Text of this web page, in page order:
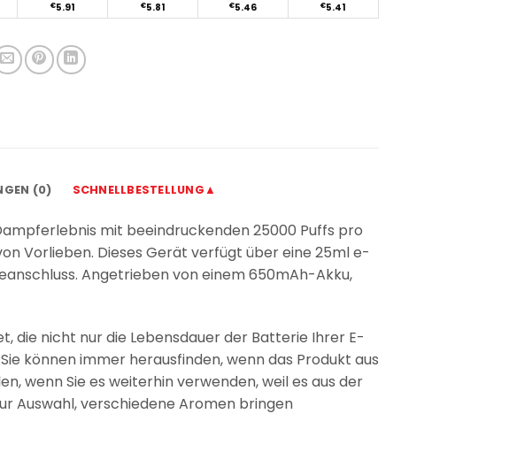
€5.91 €5.81 €5.46 €5.41
(0) SCHNELLBESTELLUNG▲
mit beeindruckenden 25000 Puffs pro
Vorlieben. Dieses Gerät verfügt über eine 25ml e-
Angetrieben von einem 650mAh-Akku,
die nicht nur die Lebensdauer der Batterie Ihrer E-
können immer herausfinden, wenn das Produkt aus
wenn Sie es weiterhin verwenden, weil es aus der
Auswahl, verschiedene Aromen bringen